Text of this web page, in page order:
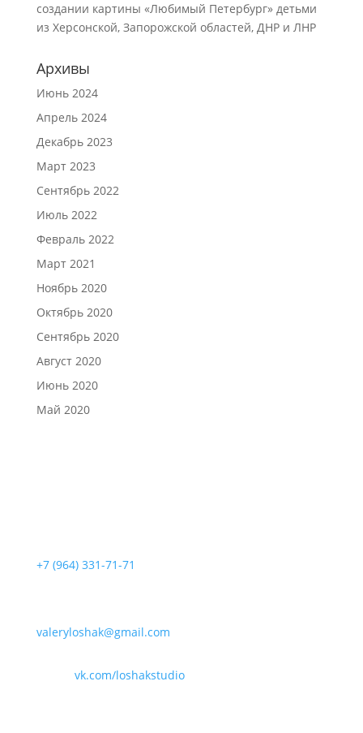
создании картины «Любимый Петербург» детьми
из Херсонской, Запорожской областей, ДНР и ЛНР
Архивы
Июнь 2024
Апрель 2024
Декабрь 2023
Март 2023
Сентябрь 2022
Июль 2022
Февраль 2022
Март 2021
Ноябрь 2020
Октябрь 2020
Сентябрь 2020
Август 2020
Июнь 2020
Май 2020
+7 (964) 331-71-71
valeryloshak@gmail.com
vk.com/loshakstudio